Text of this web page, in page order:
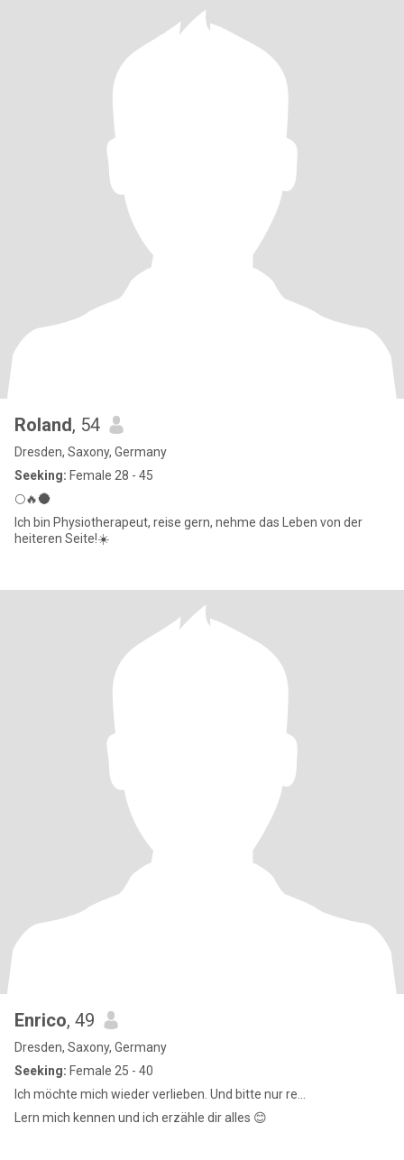
Roland, 54
Dresden, Saxony, Germany
Seeking: Female 28 - 45
🌕🔥🌑
Ich bin Physiotherapeut, reise gern, nehme das Leben von der
heiteren Seite!☀️
Enrico, 49
Dresden, Saxony, Germany
Seeking: Female 25 - 40
Ich möchte mich wieder verlieben. Und bitte nur re...
Lern mich kennen und ich erzähle dir alles 😊